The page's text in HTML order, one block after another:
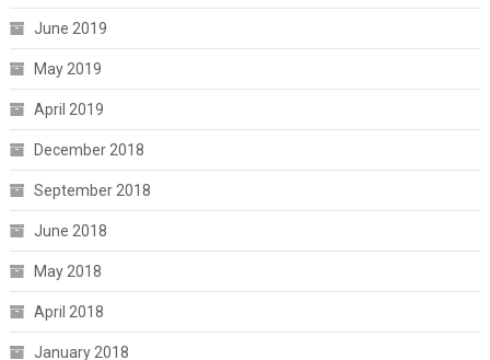
June 2019
May 2019
April 2019
December 2018
September 2018
June 2018
May 2018
April 2018
January 2018